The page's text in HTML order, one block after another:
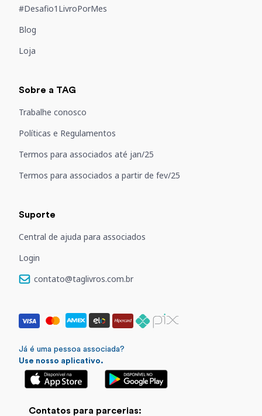
#Desafio1LivroPorMes
Blog
Loja
Sobre a TAG
Trabalhe conosco
Políticas e Regulamentos
Termos para associados até jan/25
Termos para associados a partir de fev/25
Suporte
Central de ajuda para associados
Login
contato@taglivros.com.br
Já é uma pessoa associada?
Use nosso aplicativo.
Contatos para parcerias: